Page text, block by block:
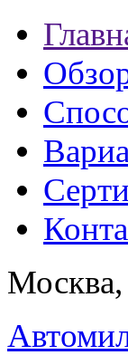
Москва,